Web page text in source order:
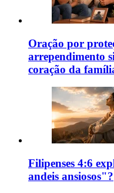
Oração por
arrependimento
coração da
Filipenses 4:6
andeis ansiosos"?